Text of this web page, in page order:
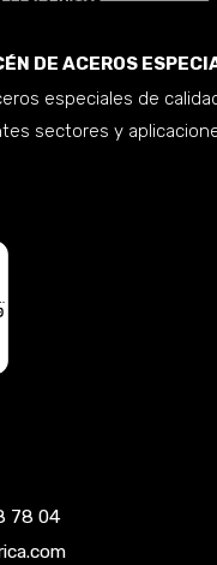
DE ACEROS
especiales de
sectores y
78 04